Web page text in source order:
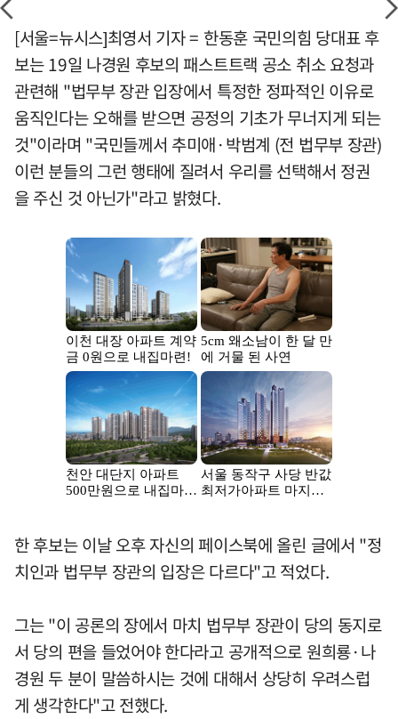
[서울=뉴시스]최영서 기자 = 한동훈 국민의힘 당대표 후
보는 19일 나경원 후보의 패스트트랙 공소 취소 요청과
관련해 "법무부 장관 입장에서 특정한 정파적인 이유로
움직인다는 오해를 받으면 공정의 기초가 무너지게 되는
것"이라며 "국민들께서 추미애·박범계 (전 법무부 장관)
이런 분들의 그런 행태에 질려서 우리를 선택해서 정권
을 주신 것 아닌가"라고 밝혔다.
한 후보는 이날 오후 자신의 페이스북에 올린 글에서 "정
치인과 법무부 장관의 입장은 다르다"고 적었다.
그는 "이 공론의 장에서 마치 법무부 장관이 당의 동지로
서 당의 편을 들었어야 한다라고 공개적으로 원희룡·나
경원 두 분이 말씀하시는 것에 대해서 상당히 우려스럽
게 생각한다"고 전했다.